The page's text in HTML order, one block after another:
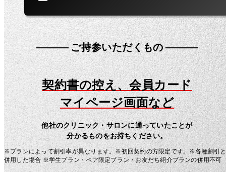
ご持参いただくもの
契約書の控え、会員カード
マイページ画面など
他社のクリニック・サロンに通っていたことが
分かるものをお持ちください。
※プランによって割引率が異なります。※初回契約の方限定です。※各種割引と
併用した場合 ※学生プラン・ペア限定プラン・お友だち紹介プランの併用不可